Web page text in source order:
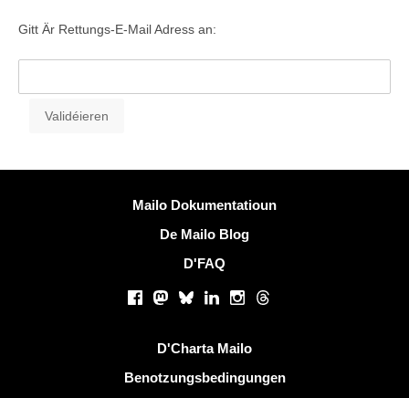
Gitt Är Rettungs-E-Mail Adress an:
Méi InformatiounenMailo Dokumentatioun
De Mailo Blog
D'FAQ
Sozialen Netzwierker
Facebook
Mastodon
BlueskyLinkedInInstagram
Threads
D'Charta Mailo
Benotzungsbedingungen